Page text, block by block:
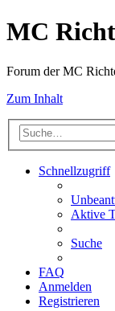
MC
Forum der MC
Zum Inhalt
Schnellzugriff
Aktive
Suche
FAQ
Anmelden
Registrieren